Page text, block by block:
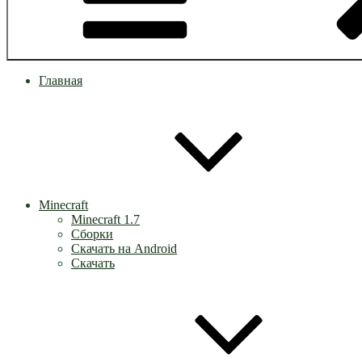
Главная
Minecraft
Minecraft 1.7
Сборки
Скачать на Android
Скачать